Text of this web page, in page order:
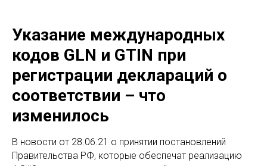
Указание международных
кодов GLN и GTIN при
регистрации деклараций о
соответствии – что
изменилось
В новости от 28.06.21 о принятии постановлений
Правительства РФ, которые обеспечат реализацию